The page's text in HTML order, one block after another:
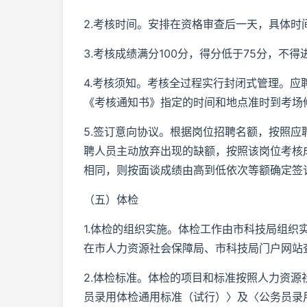
2.考核时间。安排在资格审查后一天，具体
3.考核成绩满分100分，得分低于75分，不得
4.考核须知。考核全过程实行封闭式管理。
《考核通知书》指定的时间和地点准时到考
5.签订意向协议。根据岗位招聘名额，按照
聘人员主动放弃出现的缺额，按照该岗位考
相同，则按面谈成绩由高到低依次等额确定
（五）体检
1.体检的组织实施。体检工作由市科技局组
在市人力资源社会保障局、市科技局门户网
2.体检标准。体检的项目和标准按照人力资
员录用体检通用标准（试行）〉及〈公务员